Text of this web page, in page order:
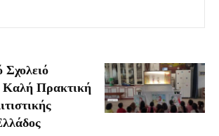
Σχολειό
Καλή Πρακτική